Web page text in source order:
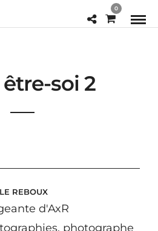
0
être-soi 2
REBOUX
d'AxR
photographe